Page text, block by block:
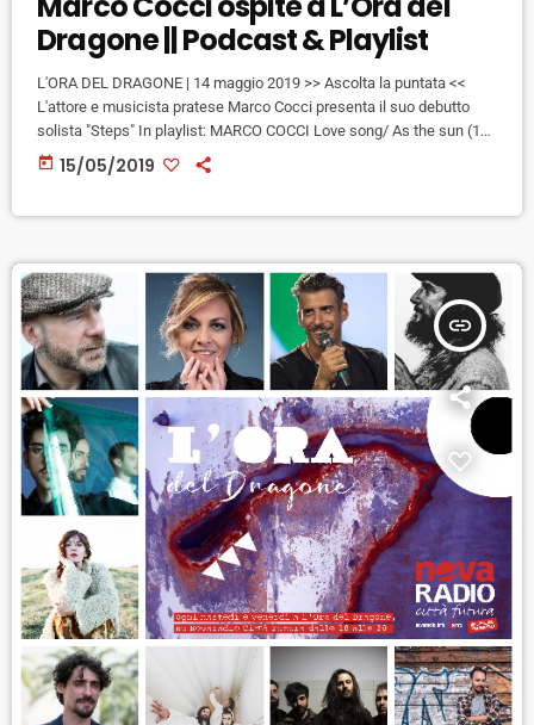
Dragone || Podcast & Playlist
L'ORA DEL DRAGONE | 14 maggio 2019 >> Ascolta la puntata <<
L'attore e musicista pratese Marco Cocci presenta il suo debutto
solista "Steps" In playlist: MARCO COCCI Love song/ As the sun (16
maggio, Prato, Wallace; 30 maggio, Pistoia, Ozne; 31 maggio,
Cavriglia, Officina Klee; 1 giugno, Firenze, teatro dell'Opera) FABIO
today 15/05/2019
insert_link